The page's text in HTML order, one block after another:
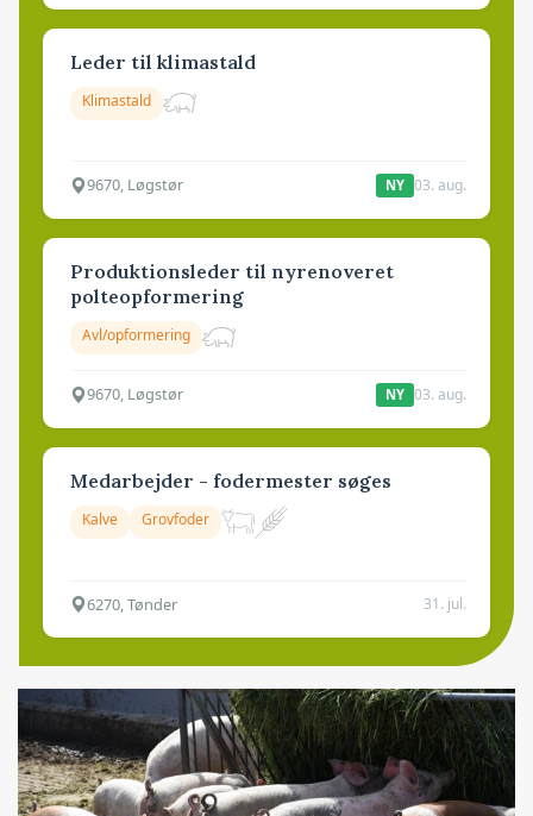
Leder til klimastald
Klimastald
9670, Løgstør NY 03. aug.
Produktionsleder til nyrenoveret
polteopformering
Avl/opformering
9670, Løgstør NY 03. aug.
Medarbejder - fodermester søges
Kalve Grovfoder
6270, Tønder 31. jul.